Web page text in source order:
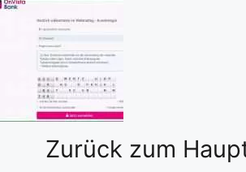
Zurück zum